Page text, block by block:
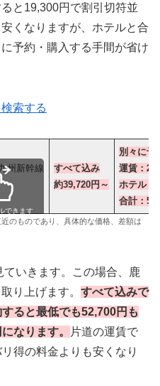
と19,300円で割引切符並
くなりますが、ホテルと合
予約・購入する手間が省け
索する
州新幹線
すべて込み
約39,720円～
別々に予
運賃：
ホテル：
合計：
できます
のものであり、具体的な価格、差額は
いきます。この場合、鹿
り上げます。 すべて込みで
ると最低でも52,700円も
なります。
片道の運賃で
得の料金よりも安くなり